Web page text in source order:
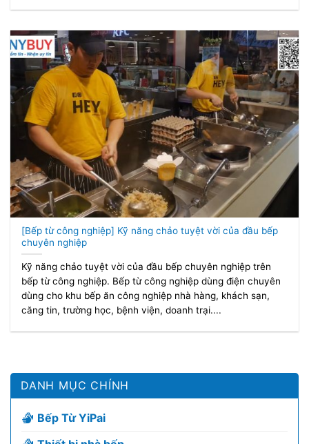
[Bếp từ công nghiệp] Kỹ năng chảo tuyệt vời của đầu bếp
chuyên nghiệp
Kỹ năng chảo tuyệt vời của đầu bếp chuyên nghiệp trên
bếp từ công nghiệp. Bếp từ công nghiệp dùng điện chuyên
dùng cho khu bếp ăn công nghiệp nhà hàng, khách sạn,
căng tin, trường học, bệnh viện, doanh trại....
DANH MỤC CHÍNH
Bếp Từ YiPai